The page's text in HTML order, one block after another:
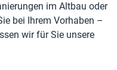
im Altbau oder
bei Ihrem Vorhaben –
wir für Sie unsere